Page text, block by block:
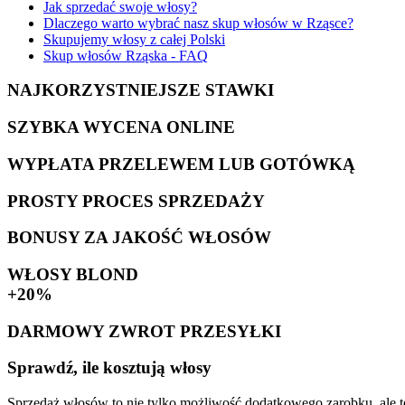
Jak sprzedać swoje włosy?
Dlaczego warto wybrać nasz skup włosów w Rząsce?
Skupujemy włosy z całej Polski
Skup włosów Rząska - FAQ
NAJKORZYSTNIEJSZE STAWKI
SZYBKA WYCENA ONLINE
WYPŁATA PRZELEWEM LUB GOTÓWKĄ
PROSTY PROCES SPRZEDAŻY
BONUSY ZA JAKOŚĆ WŁOSÓW
WŁOSY BLOND
+20%
DARMOWY ZWROT PRZESYŁKI
Sprawdź, ile kosztują włosy